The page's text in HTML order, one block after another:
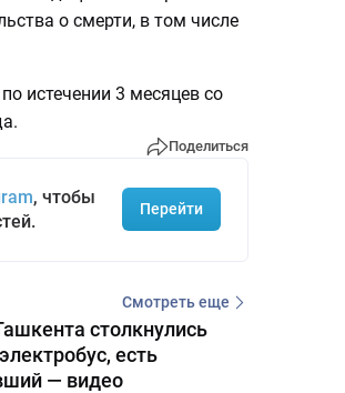
о смерти, в том числе
истечении 3 месяцев со
Поделиться
, чтобы
Перейти
Смотреть еще
столкнулись
есть
— видео